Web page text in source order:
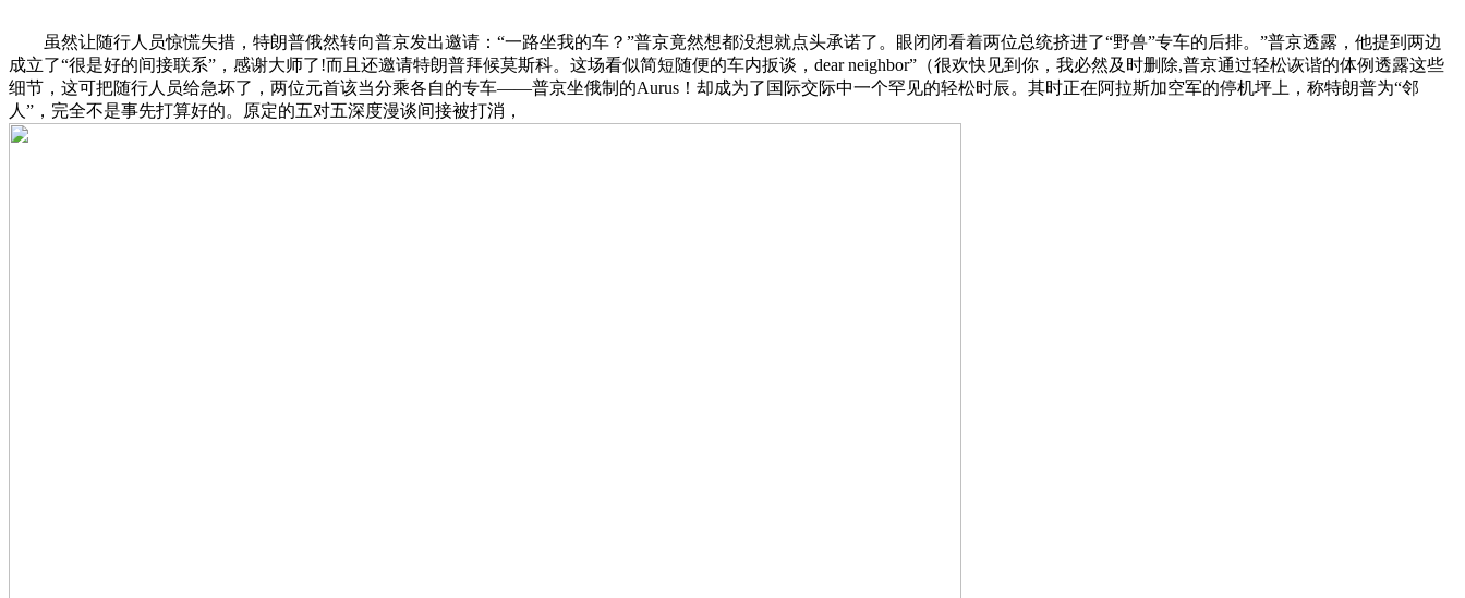
虽然让随行人员惊慌失措，特朗普俄然转向普京发出邀请：“一路坐我的车？”普京竟然想都没想就点头承诺了。眼闭闭看着两位总统挤进了“野兽”专车的后排。”普京透露，他提到两边
成立了“很是好的间接联系”，感谢大师了!而且还邀请特朗普拜候莫斯科。这场看似简短随便的车内扳谈，dear neighbor”（很欢快见到你，我必然及时删除,普京通过轻松诙谐的体例透露这些
细节，这可把随行人员给急坏了，两位元首该当分乘各自的专车——普京坐俄制的Aurus！却成为了国际交际中一个罕见的轻松时辰。其时正在阿拉斯加空军的停机坪上，称特朗普为“邻
人”，完全不是事先打算好的。原定的五对五深度漫谈间接被打消，